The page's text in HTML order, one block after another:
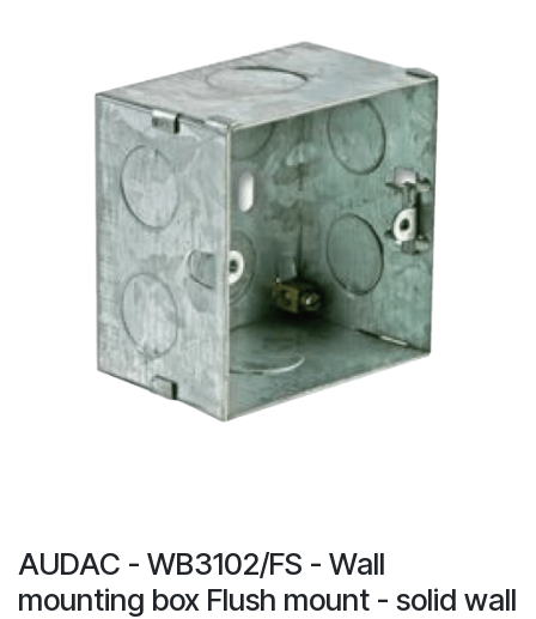
AUDAC - WB3102/FS - Wall
mounting box Flush mount - solid wall